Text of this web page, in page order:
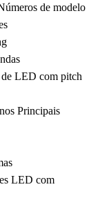
de modelo
de LED com pitch
Principais
LED com